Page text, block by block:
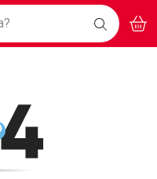
Exclusivas!
BAIXE
O APP
BUSCAR